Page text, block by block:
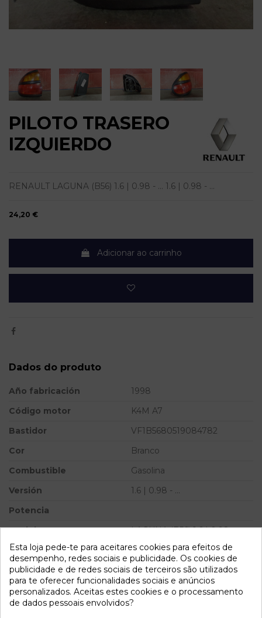
PILOTO TRASERO
IZQUIERDO
RENAULT LAGUNA (B56) 1.6 | 0.98 - ... 1.6 | 0.98 - ...
24,20 €
Adicionar ao carrinho
Dados do produto
Año fabricación
1998
Código motor
K4M A7
Bastidor
VF1B5680519084782
Cor
Branco
Combustible
Gasolina
Versión
1.6 | 0.98 - ...
Potencia
Modelo
LAGUNA (B56) 1.6 | 0.98 - ...
Referência 809377
Disponível a partir de: 2022-04-05
Descrição
Esta loja pede-te para aceitares cookies para efeitos de
desempenho, redes sociais e publicidade. Os cookies de
publicidade e de redes sociais de terceiros são utilizados
para te oferecer funcionalidades sociais e anúncios
personalizados. Aceitas estes cookies e o processamento
de dados pessoais envolvidos?